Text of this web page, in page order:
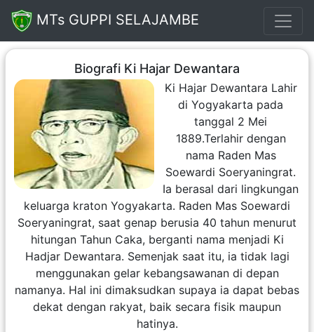
MTs GUPPI SELAJAMBE
Biografi Ki Hajar Dewantara
Ki Hajar Dewantara Lahir
di Yogyakarta pada
tanggal 2 Mei
1889.Terlahir dengan
nama Raden Mas
Soewardi Soeryaningrat.
Ia berasal dari lingkungan
keluarga kraton Yogyakarta. Raden Mas Soewardi
Soeryaningrat, saat genap berusia 40 tahun menurut
hitungan Tahun Caka, berganti nama menjadi Ki
Hadjar Dewantara. Semenjak saat itu, ia tidak lagi
menggunakan gelar kebangsawanan di depan
namanya. Hal ini dimaksudkan supaya ia dapat bebas
dekat dengan rakyat, baik secara fisik maupun
hatinya.